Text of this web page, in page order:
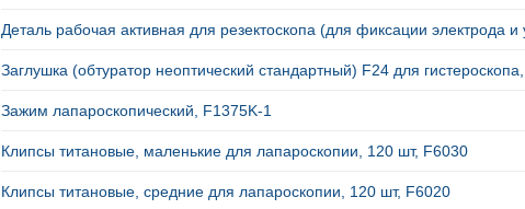
Деталь рабочая активная для резектоскопа (для фиксации электрода
Заглушка (обтуратор неоптический стандартный) F24 для
Зажим лапароскопический, F1375K-1
Клипсы титановые, маленькие для лапароскопии, 120 шт, F6030
Клипсы титановые, средние для лапароскопии, 120 шт, F6020